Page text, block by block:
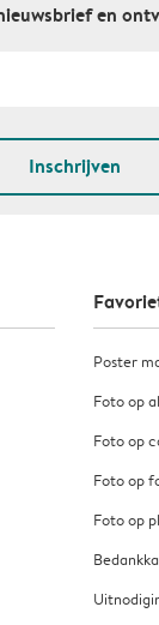
en
Inschrijven
Poster
Foto op
Foto op
Foto op
Foto op